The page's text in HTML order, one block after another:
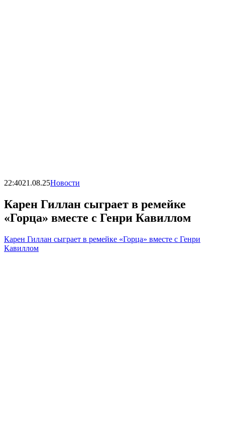
22:4021.08.25Новости
Карен Гиллан сыграет в ремейке
«Горца» вместе с Генри Кавиллом
Карен Гиллан сыграет в ремейке «Горца» вместе с Генри
Кавиллом